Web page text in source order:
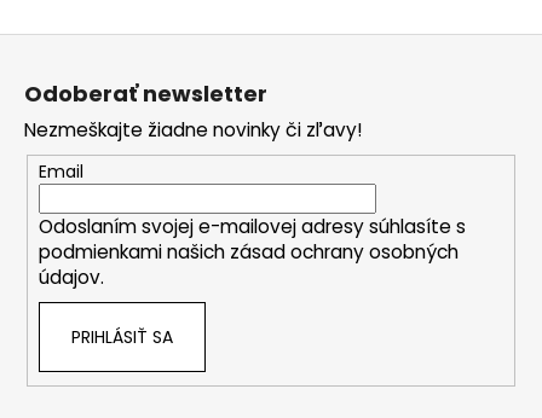
Z
Odoberať newsletter
Nezmeškajte žiadne novinky či zľavy!
Email
Odoslaním svojej e-mailovej adresy súhlasíte s
podmienkami našich zásad ochrany osobných
údajov.
PRIHLÁSIŤ SA